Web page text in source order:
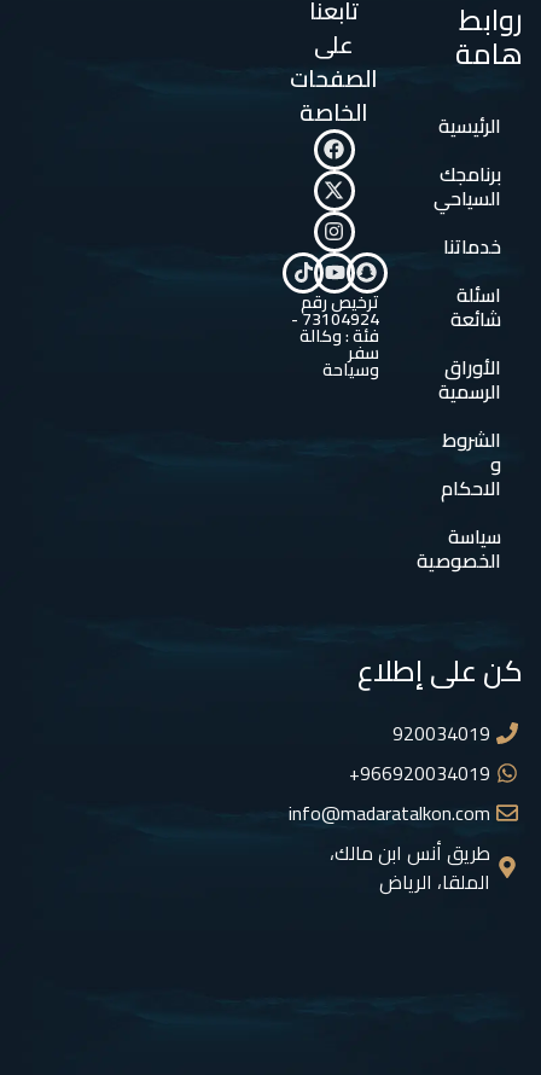
روابط
هامة
الرئيسية
برنامجك
السياحي
خدماتنا
اسئلة
شائعة
الأوراق
الرسمية
الشروط
و
الاحكام
سياسة
الخصوصية
تابعنا
على
الصفحات
الخاصة
ترخيص رقم
73104924 -
فئة : وكالة
سفر
وسياحة
كن على إطلاع
920034019
966920034019+
info@madaratalkon.com
طريق أنس ابن مالك،
الملقا، الرياض